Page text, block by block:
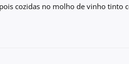
cozidas no molho de vinho